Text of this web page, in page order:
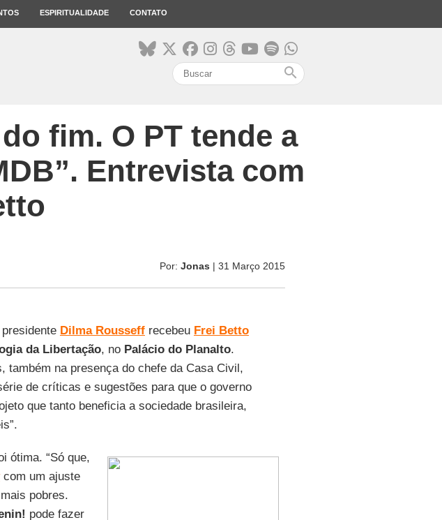
ESPIRITUALIDADE CONTATO
search
fim. O PT tende a
Entrevista com
Por: Jonas | 31 Março 2015
Dilma Rousseffrecebeu Frei Betto
da Libertação, no Palácio do Planalto.
também na presença do chefe da Casa Civil,
de críticas e sugestões para que o governo
que tanto beneficia a sociedade brasileira,
ótima. “Só que,
com um ajuste
pobres.
pode fazer